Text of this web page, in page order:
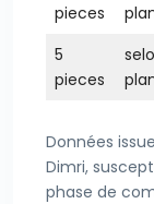
pieces
5
pieces
Données
Dimri,
phase de